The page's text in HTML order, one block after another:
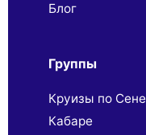
Блог
Группы
Круизы по Сене
Кабаре